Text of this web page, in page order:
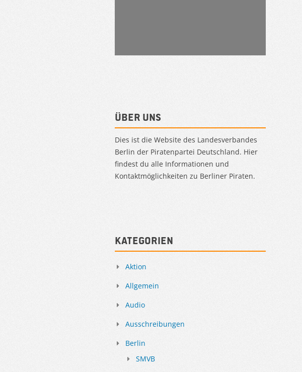
Über uns
Dies ist die Website des Landesverbandes
Berlin der Piratenpartei Deutschland. Hier
findest du alle Informationen und
Kontaktmöglichkeiten zu Berliner Piraten.
Kategorien
Aktion
Allgemein
Audio
Ausschreibungen
Berlin
SMVB